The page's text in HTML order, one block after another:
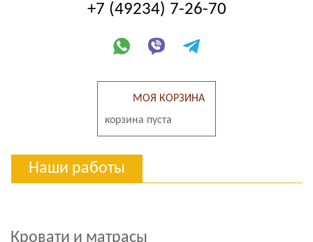
+7 (49234) 7-26-70
МОЯ КОРЗИНА
корзина пуста
Наши работы
Кровати и матрасы